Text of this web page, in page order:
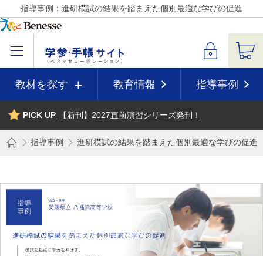
指導事例：進研模試の結果を踏まえた個別最適な学びの促進
教材を探す 教育情報 指導事例
PICK UP 【新刊】2027直前演習シリーズ発刊！
指導事例 進研模試の結果を踏まえた個別最適な学びの促進